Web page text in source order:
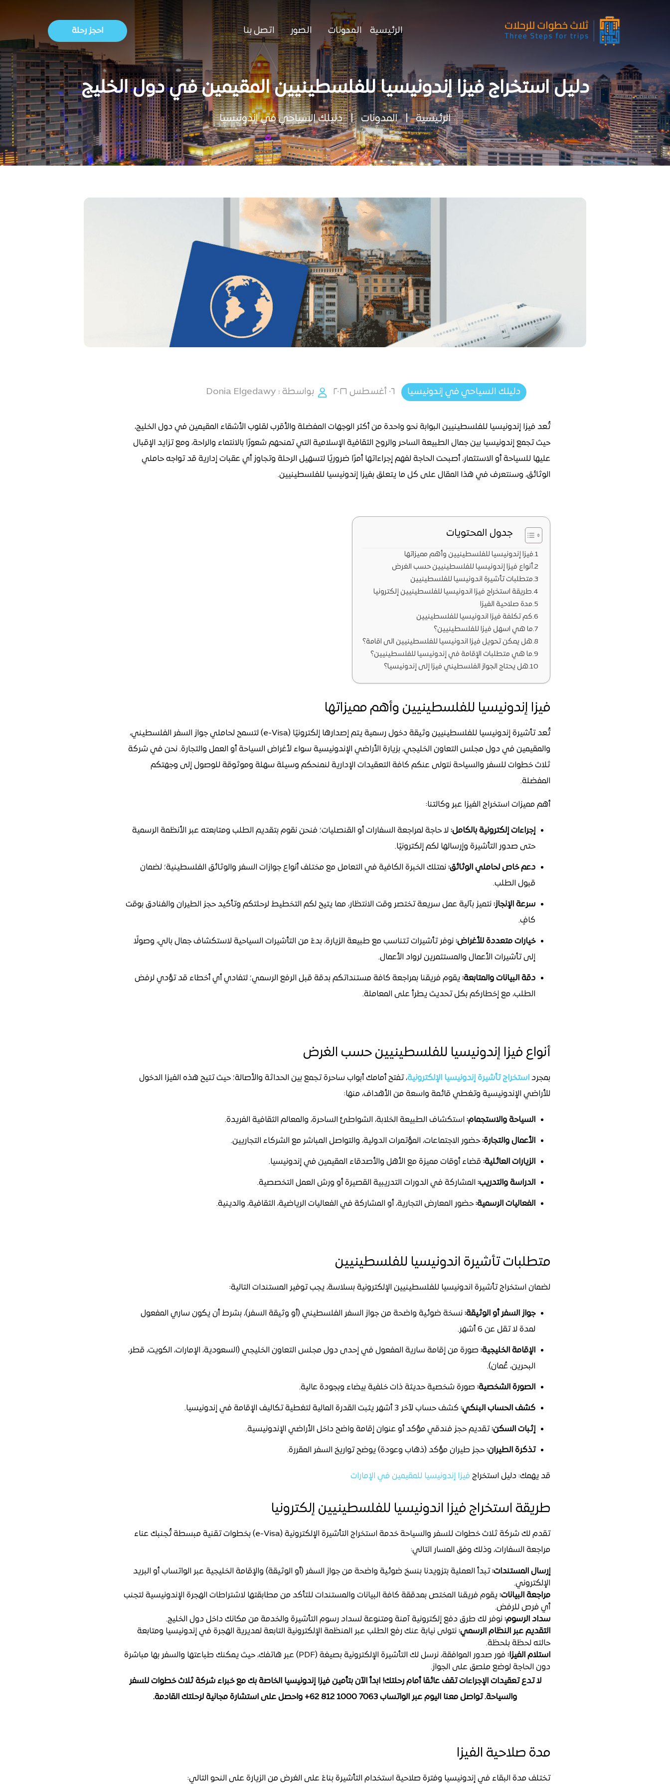
الرئيسية المدونات الصور اتصل بنا احجز رحلة
دليل استخراج فيزا إندونيسيا للفلسطينيين المقيمين في دول الخليج
الرئيسية | المدونات | دليلك السياحي في إندونيسيا
دليلك السياحي في إندونيسيا ٠٦ أغسطس ٢٠٢٦ بواسطة : Donia Elgedawy
تُعد فيزا إندونيسيا للفلسطينيين البوابة نحو واحدة من أكثر الوجهات المفضلة والأقرب لقلوب الأشقاء المقيمين في دول الخليج،
حيث تجمع إندونيسيا بين جمال الطبيعة الساحر والروح الثقافية الإسلامية التي تمنحهم شعورًا بالانتماء والراحة، ومع تزايد الإقبال
عليها للسياحة أو الاستثمار، أصبحت الحاجة لفهم إجراءاتها أمرًا ضروريًا لتسهيل الرحلة وتجاوز أي عقبات إدارية قد تواجه حاملي
الوثائق، وسنتعرف في هذا المقال على كل ما يتعلق بفيزا إندونيسيا للفلسطينيين.
جدول المحتويات
فيزا إندونيسيا للفلسطينيين وأهم مميزاتها
أنواع فيزا إندونيسيا للفلسطينيين حسب الغرض
متطلبات تأشيرة اندونيسيا للفلسطينيين
طريقة استخراج فيزا اندونيسيا للفلسطينيين إلكترونيا
مدة صلاحية الفيزا
كم تكلفة فيزا اندونيسيا للفلسطينيين
ما هي اسهل فيزا للفلسطينيين؟
هل يمكن تحويل فيزا اندونيسيا للفلسطينيين الى اقامة؟
ما هي متطلبات الإقامة في إندونيسيا للفلسطينيين؟
هل يحتاج الجواز الفلسطيني فيزا إلى إندونيسيا؟
فيزا إندونيسيا للفلسطينيين وأهم مميزاتها
تُعد تأشيرة إندونيسيا للفلسطينيين وثيقة دخول رسمية يتم إصدارها إلكترونيًا (e-Visa) لتسمح لحاملي جواز السفر الفلسطيني،
والمقيمين في دول مجلس التعاون الخليجي، بزيارة الأراضي الإندونيسية سواء لأغراض السياحة أو العمل والتجارة. نحن في شركة
ثلاث خطوات للسفر والسياحة نتولى عنكم كافة التعقيدات الإدارية لنمنحكم وسيلة سهلة وموثوقة للوصول إلى وجهتكم
المفضلة.
أهم مميزات استخراج الفيزا عبر وكالتنا:
إجراءات إلكترونية بالكامل: لا حاجة لمراجعة السفارات أو القنصليات؛ فنحن نقوم بتقديم الطلب ومتابعته عبر الأنظمة الرسمية
حتى صدور التأشيرة وإرسالها لكم إلكترونيًا.
دعم خاص لحاملي الوثائق: نمتلك الخبرة الكافية في التعامل مع مختلف أنواع جوازات السفر والوثائق الفلسطينية؛ لضمان
قبول الطلب.
سرعة الإنجاز: نتميز بآلية عمل سريعة تختصر وقت الانتظار، مما يتيح لكم التخطيط لرحلتكم وتأكيد حجز الطيران والفنادق بوقت
كافٍ.
خيارات متعددة للأغراض: نوفر تأشيرات تتناسب مع طبيعة الزيارة، بدءً من التأشيرات السياحية لاستكشاف جمال بالي، وصولًا
إلى تأشيرات الأعمال والمستثمرين لرواد الأعمال.
دقة البيانات والمتابعة: يقوم فريقنا بمراجعة كافة مستنداتكم بدقة قبل الرفع الرسمي؛ لتفادي أي أخطاء قد تؤدي لرفض
الطلب، مع إخطاركم بكل تحديث يطرأ على المعاملة.
أنواع فيزا إندونيسيا للفلسطينيين حسب الغرض
بمجرد استخراج تأشيرة إندونيسيا الإلكترونية، تفتح أمامك أبواب ساحرة تجمع بين الحداثة والأصالة؛ حيث تتيح هذه الفيزا الدخول
للأراضي الإندونيسية وتغطي قائمة واسعة من الأهداف، منها:
السياحة والاستجمام: استكشاف الطبيعة الخلابة، الشواطئ الساحرة، والمعالم الثقافية الفريدة.
الأعمال والتجارة: حضور الاجتماعات، المؤتمرات الدولية، والتواصل المباشر مع الشركاء التجاريين.
الزيارات العائلية: قضاء أوقات مميزة مع الأهل والأصدقاء المقيمين في إندونيسيا.
الدراسة والتدريب: المشاركة في الدورات التدريبية القصيرة أو ورش العمل التخصصية.
الفعاليات الرسمية: حضور المعارض التجارية، أو المشاركة في الفعاليات الرياضية، الثقافية، والدينية.
متطلبات تأشيرة اندونيسيا للفلسطينيين
لضمان استخراج تأشيرة اندونيسيا للفلسطينيين الإلكترونية بسلاسة، يجب توفير المستندات التالية:
جواز السفر أو الوثيقة: نسخة ضوئية واضحة من جواز السفر الفلسطيني (أو وثيقة السفر)، بشرط أن يكون ساري المفعول
لمدة لا تقل عن 6 أشهر.
الإقامة الخليجية: صورة من إقامة سارية المفعول في إحدى دول مجلس التعاون الخليجي (السعودية، الإمارات، الكويت، قطر،
البحرين، عُمان).
الصورة الشخصية: صورة شخصية حديثة ذات خلفية بيضاء وبجودة عالية.
كشف الحساب البنكي: كشف حساب لآخر 3 أشهر يثبت القدرة المالية لتغطية تكاليف الإقامة في إندونيسيا.
إثبات السكن:تقديم حجز فندقي مؤكد أو عنوان إقامة واضح داخل الأراضي الإندونيسية.
تذكرة الطيران: حجز طيران مؤكد (ذهاب وعودة) يوضح تواريخ السفر المقررة.
قد يهمك: دليل استخراج فيزا إندونيسيا للمقيمين في الإمارات
طريقة استخراج فيزا اندونيسيا للفلسطينيين إلكترونيا
تقدم لك شركة ثلاث خطوات للسفر والسياحة خدمة استخراج التأشيرة الإلكترونية (e-Visa) بخطوات تقنية مبسطة تُجنبك عناء
مراجعة السفارات، وذلك وفق المسار التالي:
إرسال المستندات:تبدأ العملية بتزويدنا بنسخ ضوئية واضحة من جواز السفر (أو الوثيقة) والإقامة الخليجية عبر الواتساب أو البريد
الإلكتروني.
مراجعة البيانات: يقوم فريقنا المختص بمدققة كافة البيانات والمستندات للتأكد من مطابقتها لاشتراطات الهجرة الإندونيسية لتجنب
أي فرص للرفض.
سداد الرسوم: نوفر لك طرق دفع إلكترونية آمنة ومتنوعة لسداد رسوم التأشيرة والخدمة من مكانك داخل دول الخليج.
التقديم عبر النظام الرسمي: نتولى نيابة عنك رفع الطلب عبر المنظمة الإلكترونية التابعة لمديرية الهجرة في إندونيسيا ومتابعة
حالته لحظة بلحظة.
استلام الفيزا:
فور صدور الموافقة، نرسل لك التأشيرة الإلكترونية بصيغة (PDF) عبر هاتفك، حيث يمكنك طباعتها والسفر بها مباشرة
دون الحاجة لوضع ملصق على الجواز.
لا تدع تعقيدات الإجراءات تقف عائقا أمام رحلتك! ابدأ الآن بتأمين فيزا إندونيسيا الخاصة بك مع خبراء شركة ثلاث خطوات للسفر
والسياحة. تواصل معنا اليوم عبر الواتساب 7063 1000 812 62+ واحصل على استشارة مجانية لرحلتك القادمة.
مدة صلاحية الفيزا
تختلف مدة البقاء في إندونيسيا وفترة صلاحية استخدام التأشيرة بناءً على الغرض من الزيارة على النحو التالي: